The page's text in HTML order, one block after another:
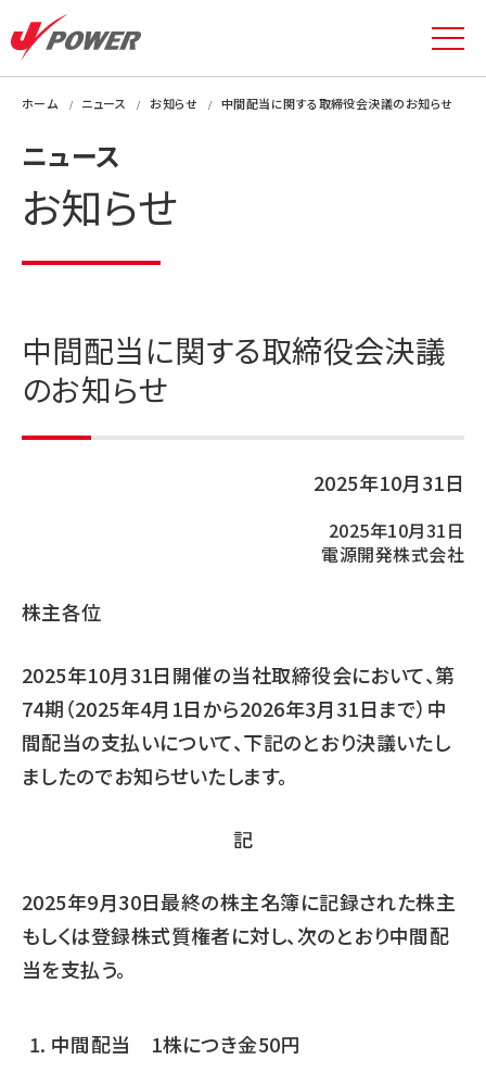
ホーム ニュース お知らせ 中間配当に関する取締役会決議のお知らせ
ニュース
お知らせ
中間配当に関する取締役会決議
のお知らせ
2025年10月31日
2025年10月31日
電源開発株式会社
株主各位
2025年10月31日開催の当社取締役会において、第
74期（2025年4月1日から2026年3月31日まで）中
間配当の支払いについて、下記のとおり決議いたし
ましたのでお知らせいたします。
記
2025年9月30日最終の株主名簿に記録された株主
もしくは登録株式質権者に対し、次のとおり中間配
当を支払う。
中間配当 1株につき金50円